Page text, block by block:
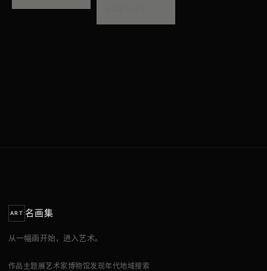
ART 名画集
从一幅画开始，进入艺术。
作品 主题展艺术家博物馆发现年代地域搜索